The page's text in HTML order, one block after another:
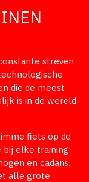
streven
die de meest
is in de wereld
fiets op de
elke training
en cadans.
alle grote